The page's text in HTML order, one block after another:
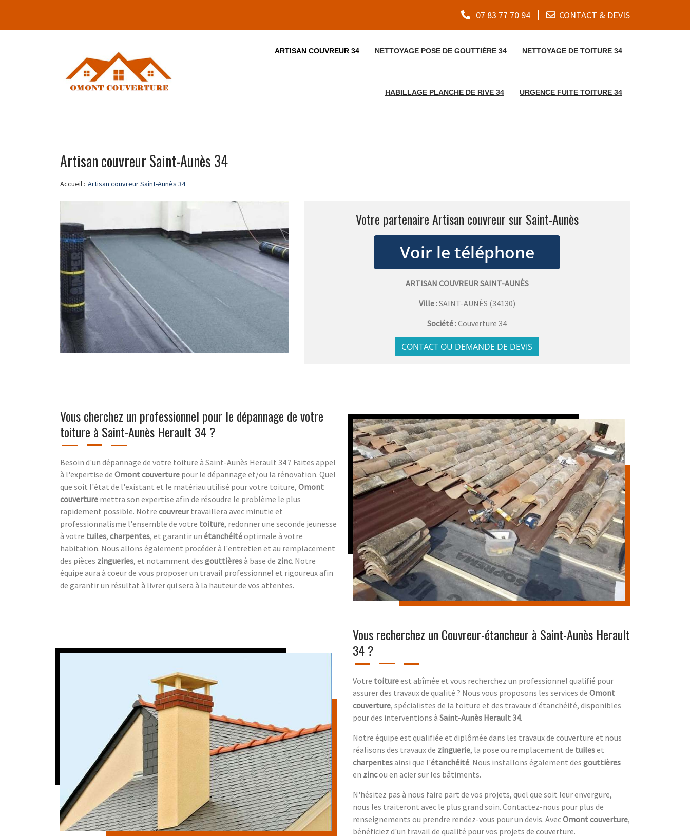
07 83 77 70 94 CONTACT & DEVIS
ARTISAN COUVREUR 34 NETTOYAGE POSE DE GOUTTIÈRE 34 NETTOYAGE DE TOITURE 34
HABILLAGE PLANCHE DE RIVE 34 URGENCE FUITE TOITURE 34
Artisan couvreur Saint-Aunès 34
Accueil : Artisan couvreur Saint-Aunès 34
Votre partenaire Artisan couvreur sur Saint-Aunès
ARTISAN COUVREUR SAINT-AUNÈS
Ville :SAINT-AUNÈS (34130)
Société :Couverture 34
CONTACT OU DEMANDE DE DEVIS
Vous cherchez un professionnel pour le dépannage de votre
toiture à Saint-Aunès Herault 34 ?
Besoin d'un dépannage de votre toiture à Saint-Aunès Herault 34 ? Faites appel
à l'expertise de Omont couverture pour le dépannage et/ou la rénovation. Quel
que soit l'état de l'existant et le matériau utilisé pour votre toiture, Omont
couverture mettra son expertise afin de résoudre le problème le plus
rapidement possible. Notre couvreurtravaillera avec minutie et
professionnalisme l'ensemble de votre toiture, redonner une seconde jeunesse
à votre tuiles, charpentes, et garantir un étanchéitéoptimale à votre
habitation. Nous allons également procéder à l'entretien et au remplacement
des pièces zingueries, et notamment des gouttièresà base de zinc. Notre
équipe aura à coeur de vous proposer un travail professionnel et rigoureux afin
de garantir un résultat à livrer qui sera à la hauteur de vos attentes.
Vous recherchez un Couvreur-étancheur à Saint-Aunès Herault
34 ?
Votre toitureest abîmée et vous recherchez un professionnel qualifié pour
assurer des travaux de qualité ? Nous vous proposons les services de Omont
couverture, spécialistes de la toiture et des travaux d'étanchéité, disponibles
pour des interventions à Saint-Aunès Herault 34.
Notre équipe est qualifiée et diplômée dans les travaux de couverture et nous
réalisons des travaux de zinguerie, la pose ou remplacement de tuileset
charpentesainsi que l'étanchéité. Nous installons également des gouttières
en zincou en acier sur les bâtiments.
N'hésitez pas à nous faire part de vos projets, quel que soit leur envergure,
nous les traiteront avec le plus grand soin. Contactez-nous pour plus de
renseignements ou prendre rendez-vous pour un devis. AvecOmont couverture,
bénéficiez d'un travail de qualité pour vos projets de couverture.